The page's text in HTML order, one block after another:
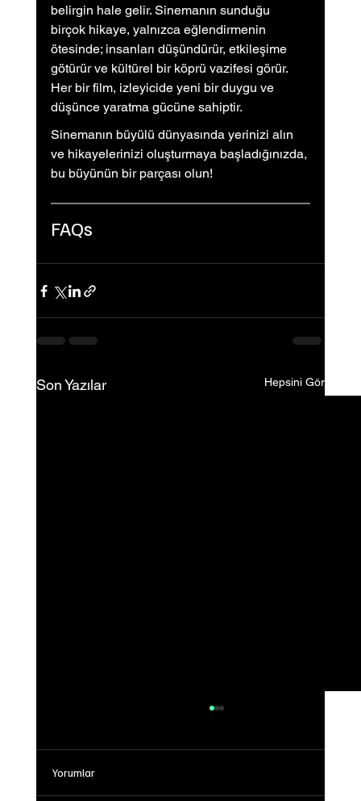
belirgin hale gelir. Sinemanın sunduğu
birçok hikaye, yalnızca eğlendirmenin
ötesinde; insanları düşündürür, etkileşime
götürür ve kültürel bir köprü vazifesi görür.
Her bir film, izleyicide yeni bir duygu ve
düşünce yaratma gücüne sahiptir.
Sinemanın büyülü dünyasında yerinizi alın
ve hikayelerinizi oluşturmaya başladığınızda,
bu büyünün bir parçası olun!
FAQs
Son Yazılar Hepsini Gör
Yorumlar